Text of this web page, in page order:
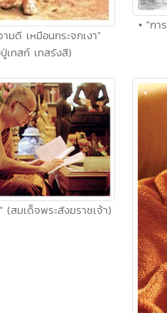
มดี เหมือนกระจกเงา"
เทสก์ เทสรังสี)
• "กา
(สมเด็จพระสังฆราชเจ้า)